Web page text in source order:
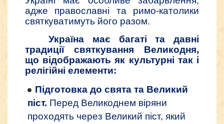
адже православні та римо-католики
святкуватимуть його разом.
Україна має багаті та давні
традиції святкування Великодня,
що відображають як культурні так і
релігійні елементи:
Підготовка до свята та Великий
піст. Перед Великоднем віряни
проходять через Великий піст, який